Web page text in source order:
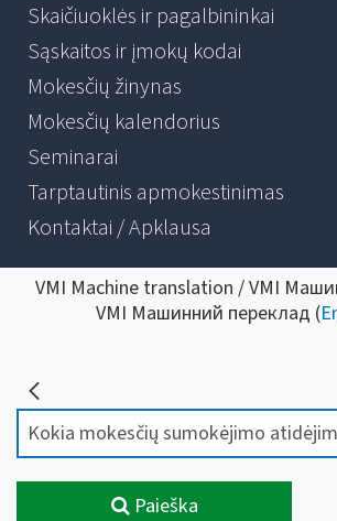
Skaičiuoklės ir pagalbininkai
Sąskaitos ir įmokų kodai
Mokesčių žinynas
Mokesčių kalendorius
Seminarai
Tarptautinis apmokestinimas
Kontaktai / Apklausa
VMI Machine translation / VMI
VMI Машинний переклад (
Paieška